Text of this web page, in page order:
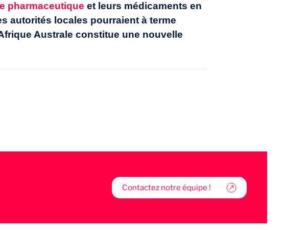
pharmaceutique et leurs médicaments en
autorités locales pourraient à terme
Australe constitue une nouvelle
Contactez notre équipe !